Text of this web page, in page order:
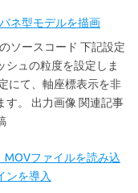
ネ型モデルを描画
ソースコード 下記設定
シュの粒度を設定しま
にて、軸座標表示を非
す。 出力画像 関連記事
MOVファイルを読み込
ンを導入